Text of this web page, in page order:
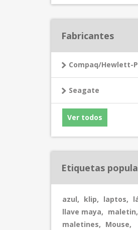
Fabricantes
Compaq/Hewlett-
Seagate
Ver todos
Etiquetas
azul, klip, laptos,
llave maya, maletin,
maletines, Mouse,